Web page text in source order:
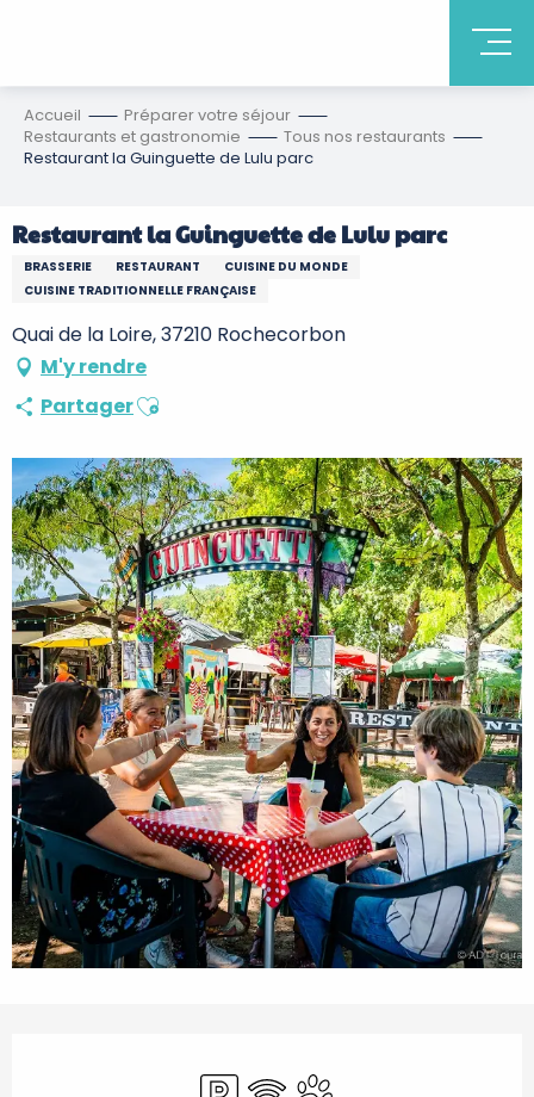
Accueil
Préparer votre séjour
Restaurants et gastronomie
Tous nos restaurants
Restaurant la Guinguette de Lulu parc
Restaurant la Guinguette de Lulu parc
BRASSERIE RESTAURANT
CUISINE DU MONDE
CUISINE TRADITIONNELLE FRANÇAISE
Quai de la Loire, 37210 Rochecorbon
M'y rendre
PartagerAjouter aux favoris
ParkingWiFi Animaux acceptés